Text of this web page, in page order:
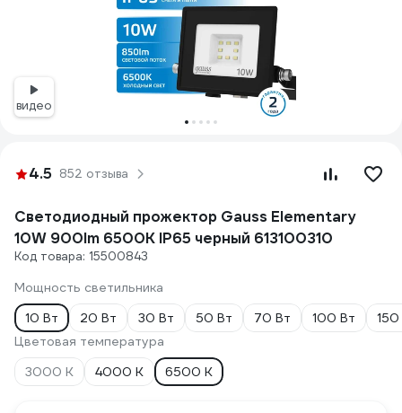
видео
4.5 852 отзыва
Светодиодный прожектор Gauss Elementary
10W 900lm 6500К IP65 черный 613100310
Код товара: 15500843
Мощность светильника
10 Вт
20 Вт 30 Вт 50 Вт 70 Вт 100 Вт
Цветовая температура
3000 К
4000 К 6500 К